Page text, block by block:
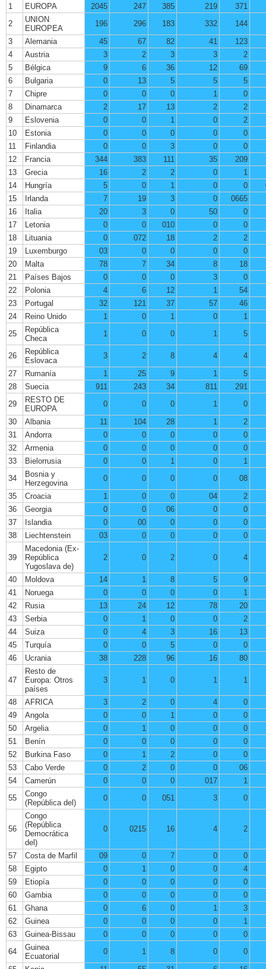
1
EUROPA 2045 247 385 219
371
2
UNION
EUROPEA
196 296 183 332
144
3
Alemania 45 67 82 41
123
4
Austria 3 2 3 3
2
5
Bélgica 9 6 36 12
69
6
Bulgaria 0 13 5 5
5
7
Chipre 0 0 0 1
0
8
Dinamarca 2 17 13 2
2
9
Eslovenia 0 0 1 0
2
10
Estonia 0 0 0 0
0
11
Finlandia 0 0 3 0
0
12
Francia 344 383 111 35
209
13
Grecia 16 2 2 0
1
14
Hungría 5 0 1 0 0
15
Irlanda 7 19 3 0
0665
16
Italia 20 3 0 50
0
17
Letonia 0 0 010 0
0
18
Lituania 0 072 18 2
2
19
Luxemburgo 03 0 0 0
0
20
Malta 78 7 34 8
18
21
Países Bajos 0 0 0 3
0
22
Polonia 4 6 12 1
54
23
Portugal 32 121 37 57
46
24
Reino Unido 1 0 1 0
1
25
República
Checa
1 0 0 1 5
26
República
Eslovaca
3 2 8 4
4
27
Rumanía 1 25 9 1
5
28
Suecia 911 243 34 811
291
29
RESTO DE
EUROPA
0 0 0 1
0
30
Albania 11 104 28 1
2
31
Andorra 0 0 0 0
0
32
Armenia 0 0 0 0
0
33
Bielorrusia 0 0 1 0
1
34
Bosnia y
Herzegovina
0 0 0 0
08
35
Croacia 1 0 0 04
2
36
Georgia 0 0 06 0
0
37
Islandia 0 00 0 0
0
38
Liechtenstein 03 0 0 0 0
39
Macedonia (Ex-
República
Yugoslava de)
2 0 2 0 4
40 Moldova 14 1 8 5
9
41
Noruega 0 0 0 0
1
42
Rusia 13 24 12 78
20
43
Serbia 0 1 0 0
2
44
Suiza 0 4 3 16
13
45
Turquía 0 0 5 0
0
46
Ucrania 38 228 96 16 80
47
Resto de
Europa: Otros
países
3 1 0 1 1
48 AFRICA 3 2 0 4
0
49
Angola 0 0 1 0
0
50
Argelia 0 1 0 0
0
51
Benín 0 0 0 0
0
52
Burkina Faso 0 1 2 0
0
53
Cabo Verde 0 2 0 0
06
54
Camerún 0 0 0 017
1
55
Congo
(República del)
0 0 051 3 0
56
Congo
(República
Democrática
del)
0 0215 16 4 2
57 Costa de Marfil 09 0 7 0
0
58
Egipto 0 1 0 0
4
59
Etiopía 0 0 0 0
0
60
Gambia 0 0 0 0
0
61
Ghana 0 6 0 1
3
62
Guinea 0 0 0 0
1
63
Guinea-Bissau 0 0 0 0
0
64
Guinea
Ecuatorial
0 1 8 0
0